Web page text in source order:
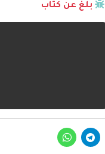
بلّغ عن كتاب